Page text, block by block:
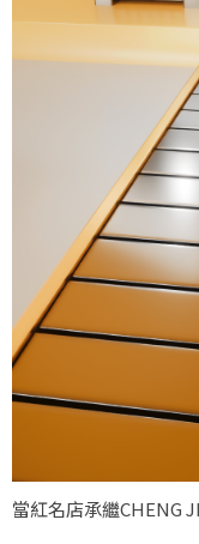
當紅名店承繼CHENG